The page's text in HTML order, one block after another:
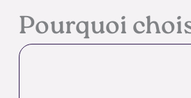
Pourquoi